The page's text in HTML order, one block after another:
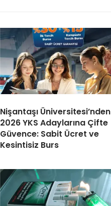
Nişantaşı Üniversitesi’nden
2026 YKS Adaylarına Çifte
Güvence: Sabit Ücret ve
Kesintisiz Burs